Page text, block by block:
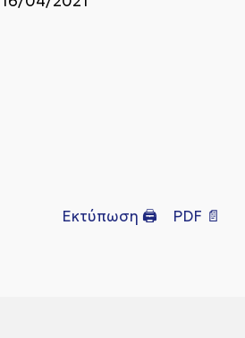
Εκτύπωση 🖨 PDF 📄